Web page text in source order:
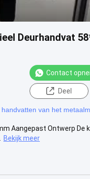
Deurhandvat
Contact
Deel
handvatten van het
Aangepast Ontwerp De
Bekijk meer